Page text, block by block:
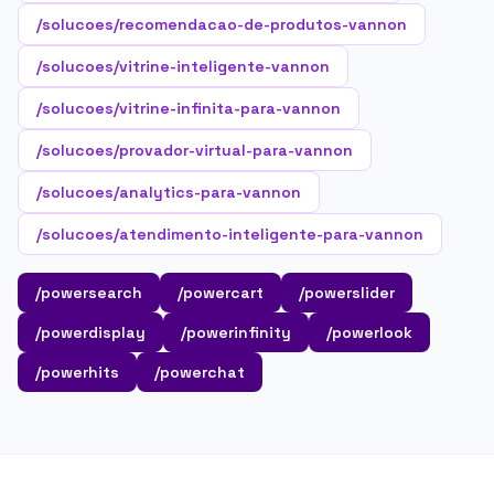
/solucoes/recomendacao-de-produtos-vannon
/solucoes/vitrine-inteligente-vannon
/solucoes/vitrine-infinita-para-vannon
/solucoes/provador-virtual-para-vannon
/solucoes/analytics-para-vannon
/solucoes/atendimento-inteligente-para-vannon
/powersearch /powercart
/powerslider
/powerdisplay
/powerinfinity
/powerlook
/powerhits
/powerchat